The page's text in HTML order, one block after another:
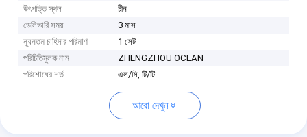
উৎপত্তি স্থল
চীন
ডেলিভারি সময়
3 মাস
ন্যূনতম চাহিদার পরিমাণ
1 সেট
পরিচিতিমুলক নাম
ZHENGZHOU OCEAN
পরিশোধের শর্ত
এল/সি, টি/টি
আরো দেখুন